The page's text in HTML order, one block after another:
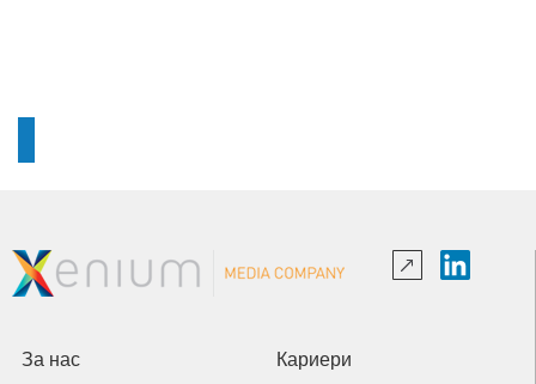
За нас Кариери